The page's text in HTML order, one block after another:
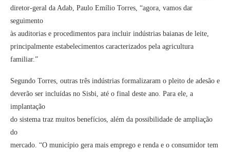
diretor-geral da Adab, Paulo Emílio Torres, “agora, vamos dar
seguimento
às auditorias e procedimentos para incluir indústrias baianas de leite,
principalmente estabelecimentos caracterizados pela agricultura
familiar.”
Segundo Torres, outras três indústrias formalizaram o pleito de adesão e
deverão ser incluídas no Sisbi, até o final deste ano. Para ele, a
implantação
do sistema traz muitos benefícios, além da possibilidade de ampliação
do
mercado. “O município gera mais emprego e renda e o consumidor tem